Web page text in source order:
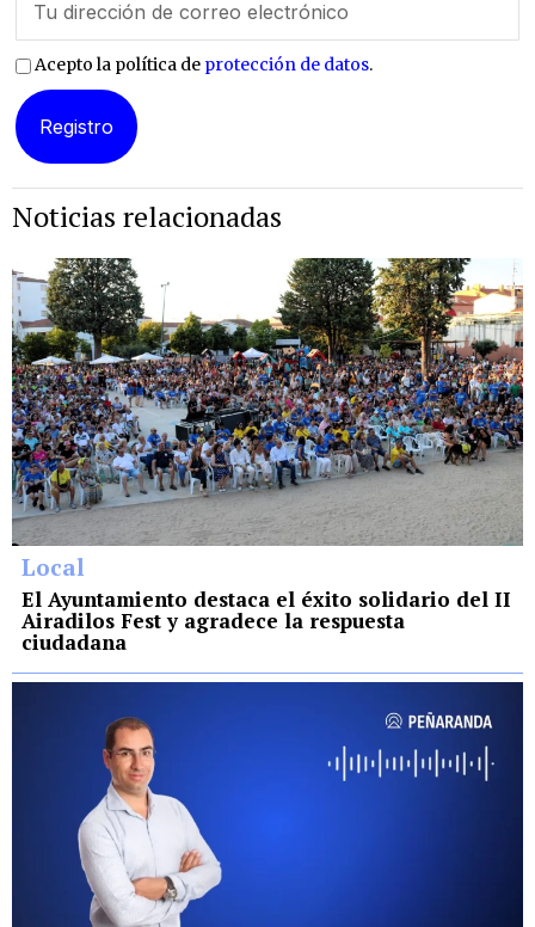
Acepto la política de protección de datos.
Noticias relacionadas
Local
El Ayuntamiento destaca el éxito solidario del II
Airadilos Fest y agradece la respuesta
ciudadana